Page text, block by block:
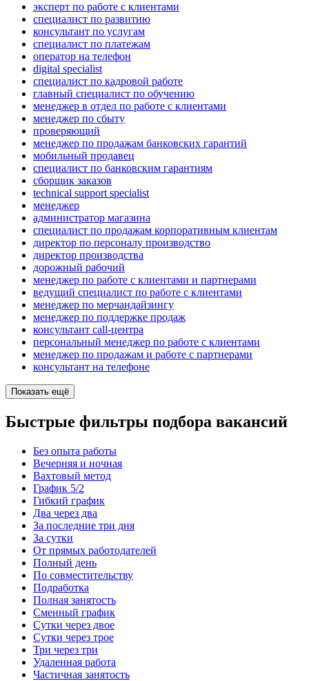
эксперт по работе с клиентами
специалист по развитию
консультант по услугам
специалист по платежам
опeрaтoр нa тeлeфoн
digital specialist
специалист по кадровой работе
главный специалист по обучению
менеджер в отдел по работе с клиентами
менеджер по сбыту
проверяющий
менеджер по продажам банковских гарантий
мобильный продавец
специалист по банковским гарантиям
сборщик заказов
technical support specialist
менеджер
администратор магазина
специалист по продажам корпоративным клиентам
директор по персоналу производство
директор производства
дорожный рабочий
менеджер по работе с клиентами и партнерами
ведущий специалист по работе с клиентами
менеджер по мерчандайзингу
менеджер по поддержке продаж
консультант call-центра
персональный менеджер по работе с клиентами
менеджер по продажам и работе с партнерами
консультант на телефоне
Показать ещё
Быстрые фильтры подбора вакансий
Без опыта работы
Вечерняя и ночная
Вахтовый метод
График 5/2
Гибкий график
Два через два
За последние три дня
За сутки
От прямых работодателей
Полный день
По совместительству
Подработка
Полная занятость
Сменный график
Сутки через двое
Сутки через трое
Три через три
Удаленная работа
Частичная занятость